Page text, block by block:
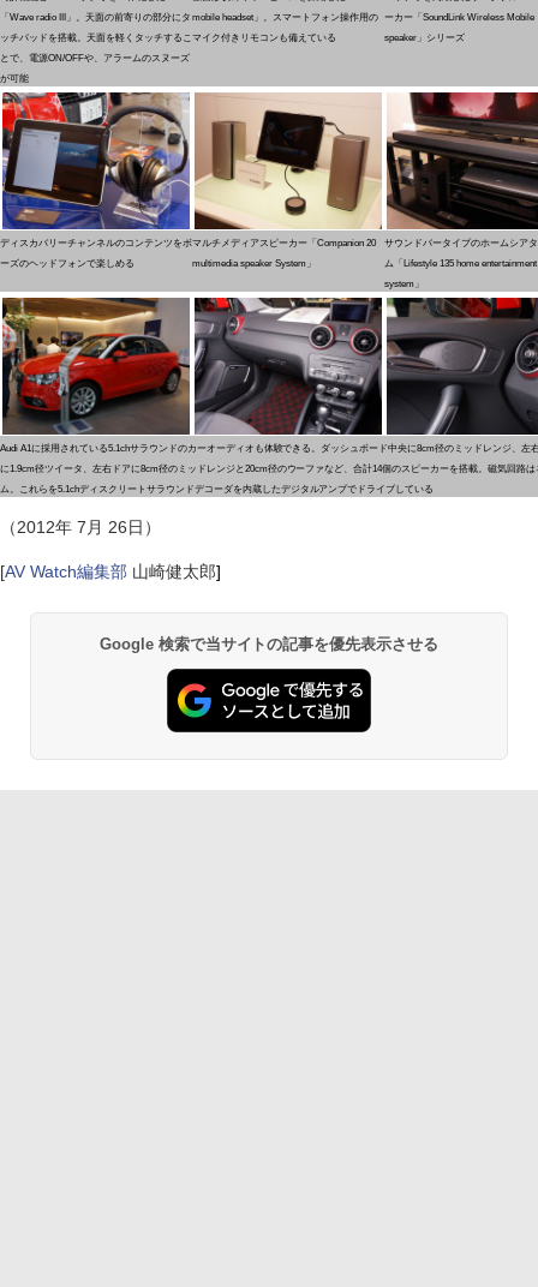
「Wave radio III」。天面の前寄りの部分にタ
ッチパッドを搭載。天面を軽くタッチするこ
とで、電源ON/OFFや、アラームのスヌーズ
が可能
mobile headset」。スマートフォン操作用の
マイク付きリモコンも備えている
ーカー「SoundLink Wireless Mobile
speaker」シリーズ
ディスカバリーチャンネルのコンテンツをボ
ーズのヘッドフォンで楽しめる
マルチメディアスピーカー「Companion 20
multimedia speaker System」
サウンドバータイプのホームシア
ム「Lifestyle 135 home entertainment
system」
Audi A1に採用されている5.1chサラウンドのカーオーディオも体験できる。ダッシュボード中央に8cm径のミッドレンジ、左
に1.9cm径ツイータ、左右ドアに8cm径のミッドレンジと20cm径のウーファなど、合計14個のスピーカーを搭載。磁気回路は
ム。これらを5.1chディスクリートサラウンドデコーダを内蔵したデジタルアンプでドライブしている
（2012年 7月 26日）
[AV Watch編集部 山崎健太郎]
Google 検索で当サイトの記事を優先表示させる